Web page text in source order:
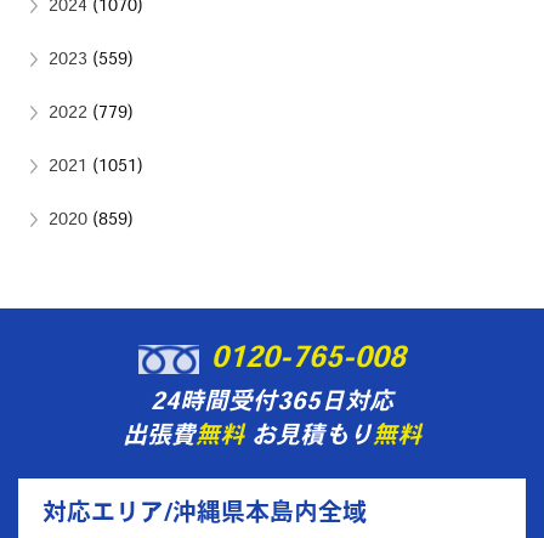
2024 (1070)
2023 (559)
2022 (779)
2021 (1051)
2020 (859)
0120-765-008
24時間受付365日対応
出張費無料お見積もり無料
対応エリア/沖縄県本島内全域